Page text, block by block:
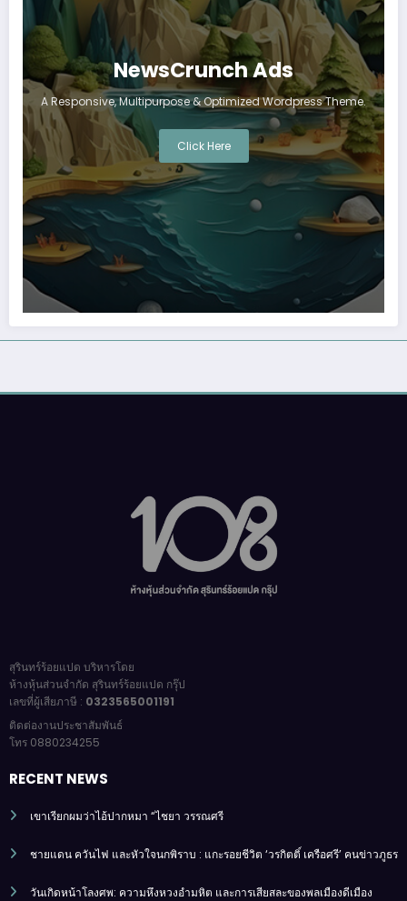
NewsCrunch Ads
A Responsive, Multipurpose & Optimized Wordpress Theme.
Click Here
สุรินทร์ร้อยแปด บริหารโดย
ห้างหุ้นส่วนจำกัด สุรินทร์ร้อยแปด กรุ๊ป
เลขที่ผู้เสียภาษี : 0323565001191
ติดต่องานประชาสัมพันธ์
โทร 0880234255
RECENT NEWS
เขาเรียกผมว่าไอ้ปากหมา “ไชยา วรรณศรี
ชายแดน ควันไฟ และหัวใจนกพิราบ : แกะรอยชีวิต ‘วรกิตติ์ เครือศรี’ คนข่าวภูธร
วันเกิดหน้าโลงศพ: ความหึงหวงอำมหิต และการเสียสละของพลเมืองดีเมือง